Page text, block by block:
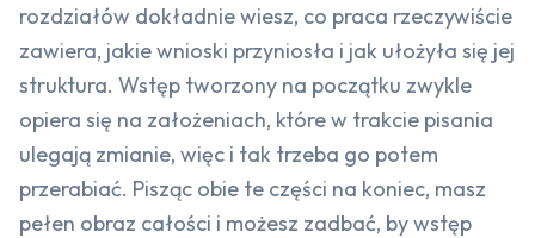
rozdziałów dokładnie wiesz, co praca rzeczywiście
zawiera, jakie wnioski przyniosła i jak ułożyła się jej
struktura. Wstęp tworzony na początku zwykle
opiera się na założeniach, które w trakcie pisania
ulegają zmianie, więc i tak trzeba go potem
przerabiać. Pisząc obie te części na koniec, masz
pełen obraz całości i możesz zadbać, by wstęp